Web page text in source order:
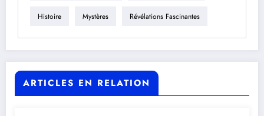
Histoire Mystères Révélations Fascinantes
ARTICLES EN RELATION